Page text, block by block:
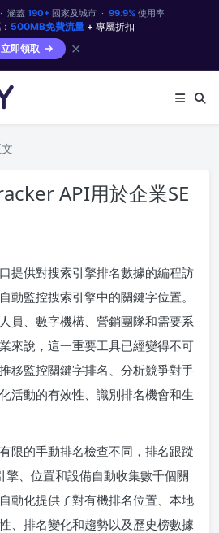
涵蓋 190+國家及城市 · 99.9%使用率
500MB免費流量 + 專屬折扣
立即領取
✕
API用於企業SE
提供對搜索引擎排名數據的編程訪
動監控搜索引擎中的關鍵字位置。
員、數字機構、營銷團隊和需要系
來說，這一重要工具已經變得不可
移監控關鍵字排名、分析競爭對手
活動的有效性、識別排名機會和生
限的手動排名檢查不同，排名跟蹤
擎、位置和設備自動收集數千個關
動化提供了對有機排名位置、本地
、排名變化和趨勢以及歷史榜數據